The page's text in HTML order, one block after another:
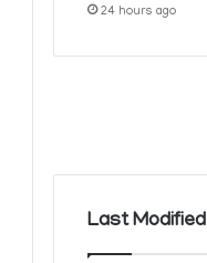
24 hours ago
Last Modified